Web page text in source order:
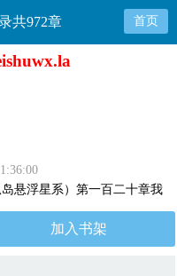
共972章 首页
岛悬浮星系）第一百二十章我
加入书架